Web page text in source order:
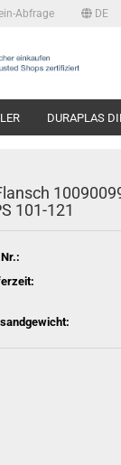
Abfrage DE
DURAPLAS
101-121